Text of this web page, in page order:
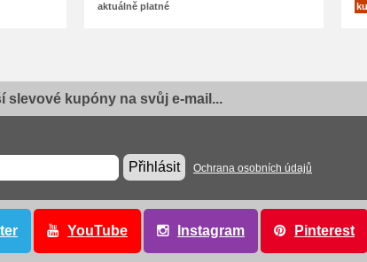
aktuálně platné
slevové kupóny na svůj e-mail...
Přihlásit
Ochrana osobních údajů
YouTube Instagram Pinterest